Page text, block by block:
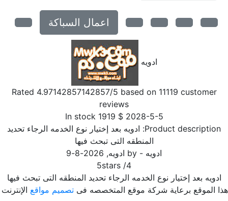
اعمال السباكة
ادويه
Rated4.97142857142857/5 based on11119customer
reviews
2028-5-5
$
1919
In stock
Product description: ادويه بعد إختيار نوع الخدمه الرجاء تحديد
المنطقه التى تبحث فيها
ادويه- by ادويه,
2026-8-9
/
5stars
بعد إختيار نوع الخدمه الرجاء تحديد المنطقه التى تبحث فيها
الموقع برعاية شركة موقع المتخصصه فىتصميم مواقعالإنترنت